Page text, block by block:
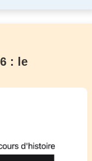
: le